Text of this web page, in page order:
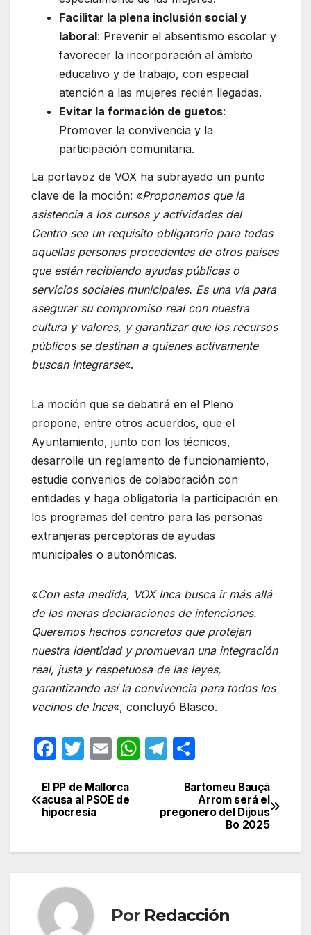
Facilitar la plena inclusión social y
laboral: Prevenir el absentismo escolar y
favorecer la incorporación al ámbito
educativo y de trabajo, con especial
atención a las mujeres recién llegadas.
Evitar la formación de guetos:
Promover la convivencia y la
participación comunitaria.
La portavoz de VOX ha subrayado un punto
clave de la moción: «Proponemos que la
asistencia a los cursos y actividades del
Centro sea un requisito obligatorio para todas
aquellas personas procedentes de otros países
que estén recibiendo ayudas públicas o
servicios sociales municipales. Es una vía para
asegurar su compromiso real con nuestra
cultura y valores, y garantizar que los recursos
públicos se destinan a quienes activamente
buscan integrarse«.
La moción que se debatirá en el Pleno
propone, entre otros acuerdos, que el
Ayuntamiento, junto con los técnicos,
desarrolle un reglamento de funcionamiento,
estudie convenios de colaboración con
entidades y haga obligatoria la participación en
los programas del centro para las personas
extranjeras perceptoras de ayudas
municipales o autonómicas.
«Con esta medida, VOX Inca busca ir más allá
de las meras declaraciones de intenciones.
Queremos hechos concretos que protejan
nuestra identidad y promuevan una integración
real, justa y respetuosa de las leyes,
garantizando así la convivencia para todos los
vecinos de Inca«, concluyó Blasco.
F
c
e
o
o
k
T
itt
er
E
ail
W
p
T
gr
m
m
p
tir
Navegación
de
entradas
Bartomeu Bauçà
Arrom será el
pregonero del Dijous
Bo 2025
El PP de Mallorca
acusa al PSOE de
hipocresía
Por Redacción